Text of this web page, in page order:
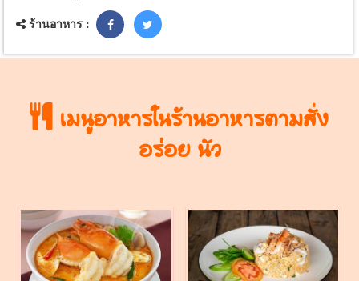
ร้านอาหาร :
เมนูอาหารในร้านอาหารตามสั่ง
อร่อย นัว